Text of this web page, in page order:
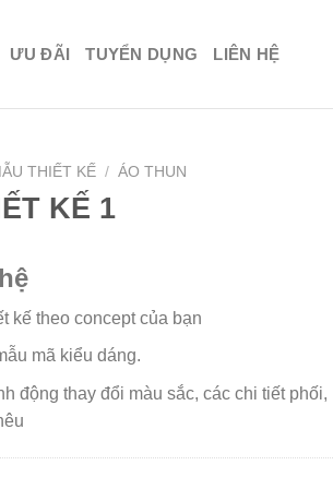
ƯU ĐÃI TUYỂN DỤNG LIÊN HỆ
THIẾT KẾ / ÁO THUN
KẾ 1
kế theo concept của bạn
mã kiểu dáng.
động thay đổi màu sắc, các chi tiết phối,